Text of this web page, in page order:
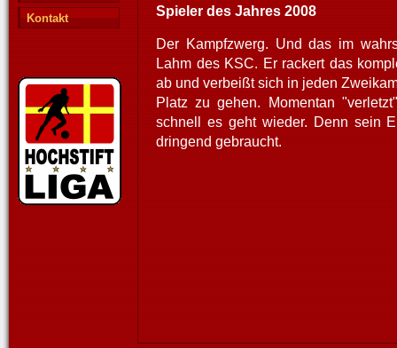
Kontakt
Spieler des Jahres 2008
Der Kampfzwerg. Und das im
Lahm des KSC. Er rackert das
ab und verbeißt sich in jeden
Platz zu gehen. Momentan
schnell es geht wieder. Denn sein
dringend gebraucht.